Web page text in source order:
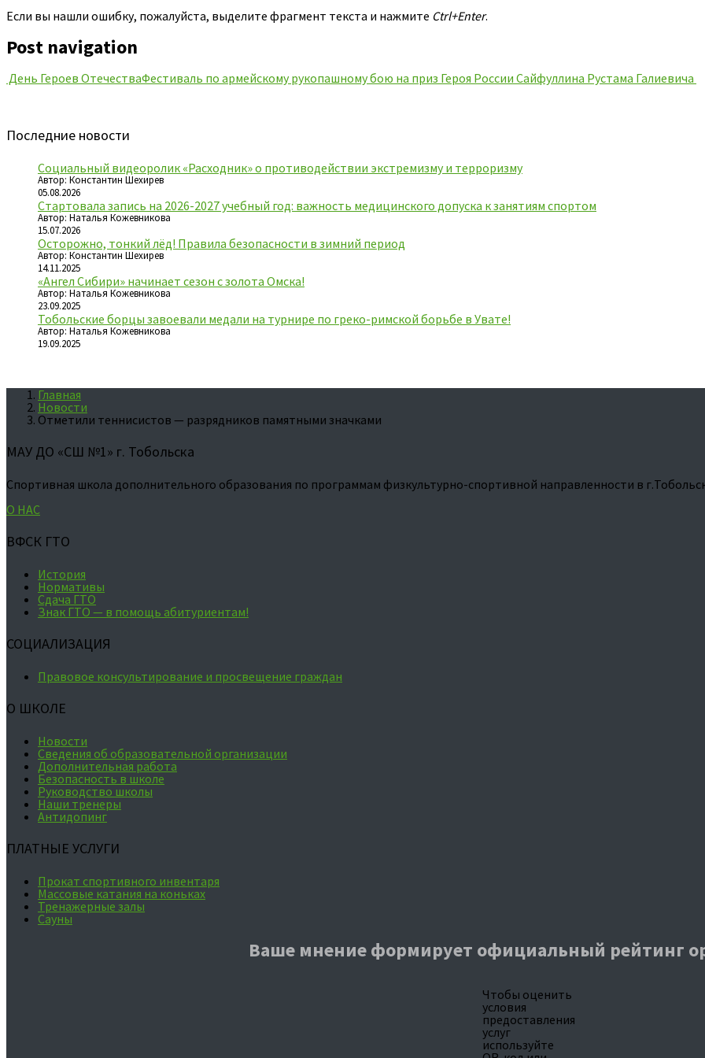
Если вы нашли ошибку, пожалуйста, выделите фрагмент текста и нажмите Ctrl+Enter.
Post navigation
День Героев ОтечестваФестиваль по армейскому рукопашному бою на приз Героя России Сайфуллина Рустама Галиевича
Последние новости
Социальный видеоролик «Расходник» о противодействии экстремизму и терроризму
Автор: Константин Шехирев
05.08.2026
Стартовала запись на 2026-2027 учебный год: важность медицинского допуска к занятиям спортом
Автор: Наталья Кожевникова
15.07.2026
Осторожно, тонкий лёд! Правила безопасности в зимний период
Автор: Константин Шехирев
14.11.2025
«Ангел Сибири» начинает сезон с золота Омска!
Автор: Наталья Кожевникова
23.09.2025
Тобольские борцы завоевали медали на турнире по греко-римской борьбе в Увате!
Автор: Наталья Кожевникова
19.09.2025
Главная
Новости
Отметили теннисистов — разрядников памятными значками
МАУ ДО «СШ №1» г. Тобольска
Спортивная школа дополнительного образования по программам физкультурно-спортивной направленности в
О НАС
ВФСК ГТО
История
Нормативы
Сдача ГТО
Знак ГТО — в помощь абитуриентам!
СОЦИАЛИЗАЦИЯ
Правовое консультирование и просвещение граждан
О ШКОЛЕ
Новости
Сведения об образовательной организации
Дополнительная работа
Безопасность в школе
Руководство школы
Наши тренеры
Антидопинг
ПЛАТНЫЕ УСЛУГИ
Прокат спортивного инвентаря
Массовые катания на коньках
Тренажерные залы
Сауны
Ваше мнение формирует официальный рейтинг
Чтобы оценить
условия
предоставления
услуг
используйте